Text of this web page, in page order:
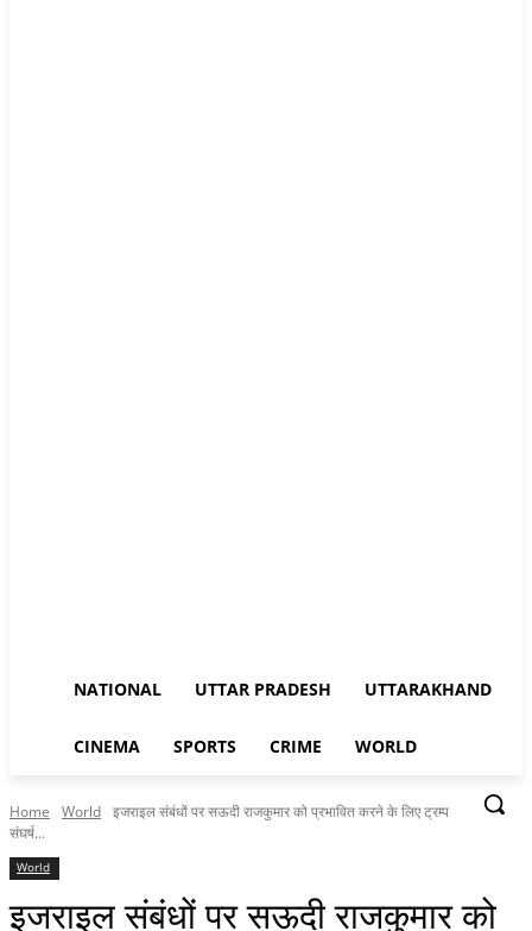
NATIONAL UTTAR PRADESH UTTARAKHAND
CINEMA SPORTS CRIME WORLD
Home World इजराइल संबंधों पर सऊदी राजकुमार को प्रभावित करने के लिए ट्रम्प
संघर्ष...
World
इजराइल संबंधों पर सऊदी राजकुमार को